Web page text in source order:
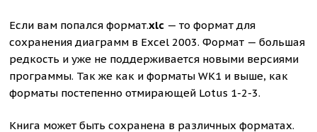
Если вам попался формат.xlс — то формат для
сохранения диаграмм в Excel 2003. Формат — большая
редкость и уже не поддерживается новыми версиями
программы. Так же как и форматы WK1 и выше, как
форматы постепенно отмирающей Lotus 1-2-3.
Книга может быть сохранена в различных форматах.